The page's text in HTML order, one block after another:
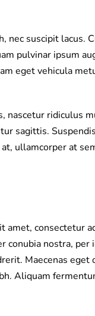
nec suscipit lacus.
pulvinar ipsum
eget vehicula
ridiculus
sagittis.
ullamcorper at
consectetur
nostra, per
Maecenas eget
Aliquam